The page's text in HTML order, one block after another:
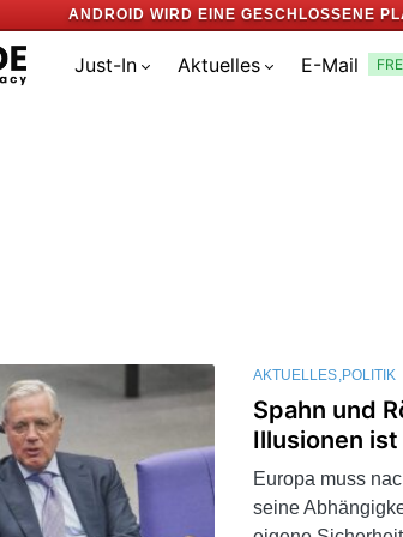
ANDROID WIRD EINE GESCHLOSSENE
Just-In Aktuelles E-Mail
AKTUELLES POLITIK
Spahn und
Illusionen
Europa muss
seine